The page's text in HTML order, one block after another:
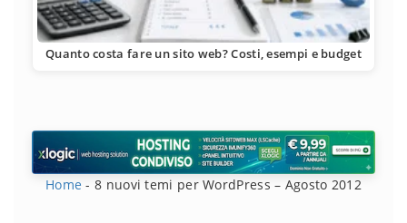
Quanto costa fare un sito web? Costi, esempi e budget
Home -8 nuovi temi per WordPress – Agosto 2012